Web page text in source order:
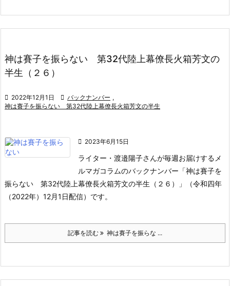
神は賽子を振らない 第32代陸上幕僚長火箱芳文の
半生（２６）
 2022年12月1日  バックナンバー ,
神は賽子を振らない 第32代陸上幕僚長火箱芳文の半生
 2023年6月15日
ライター・渡邉陽子さんが毎週お届けするメ
ルマガコラムのバックナンバー「神は賽子を
振らない 第32代陸上幕僚長火箱芳文の半生（２６）」（令和四年
（2022年）12月1日配信）です。
記事を読む 神は賽子を振らな ...